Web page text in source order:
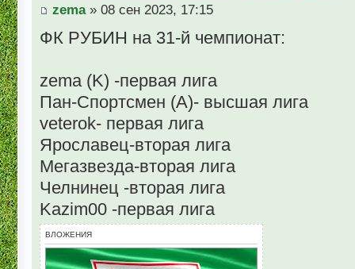
zema» 08 сен 2023, 17:15
ФК РУБИН на 31-й чемпионат:
zema (K) -первая лига
Пан-Спортсмен (А)- высшая лига
veterok- первая лига
Ярославец-вторая лига
Мегазвезда-вторая лига
Челнинец -вторая лига
Kazim00 -первая лига
ВЛОЖЕНИЯ